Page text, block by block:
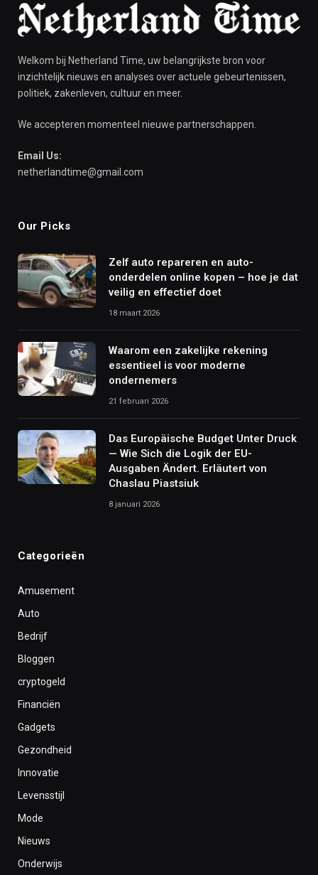
Welkom bij Netherland Time, uw belangrijkste bron voor
inzichtelijk nieuws en analyses over actuele gebeurtenissen,
politiek, zakenleven, cultuur en meer.
We accepteren momenteel nieuwe partnerschappen.
Email Us:
netherlandtime@gmail.com
Our Picks
Zelf auto repareren en auto-
onderdelen online kopen – hoe je dat
veilig en effectief doet
18 maart 2026
Waarom een zakelijke rekening
essentieel is voor moderne
ondernemers
21 februari 2026
Das Europäische Budget Unter Druck
— Wie Sich die Logik der EU-
Ausgaben Ändert. Erläutert von
Chaslau Piastsiuk
8 januari 2026
Categorieën
Amusement
Auto
Bedrijf
Bloggen
cryptogeld
Financiën
Gadgets
Gezondheid
Innovatie
Levensstijl
Mode
Nieuws
Onderwijs